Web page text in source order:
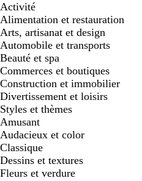
Activité
Alimentation et restauration
Arts, artisanat et design
Automobile et transports
Beauté et spa
Commerces et boutiques
Construction et immobilier
Divertissement et loisirs
Styles et thèmes
Amusant
Audacieux et color
Classique
Dessins et textures
Fleurs et verdure